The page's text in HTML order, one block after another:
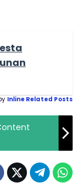
Inline Related Posts